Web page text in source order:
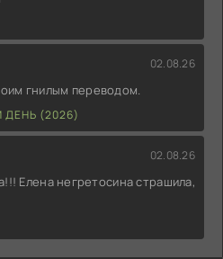
02.08.26
гнилым переводом.
(2026)
02.08.26
Елена негретосина страшила,